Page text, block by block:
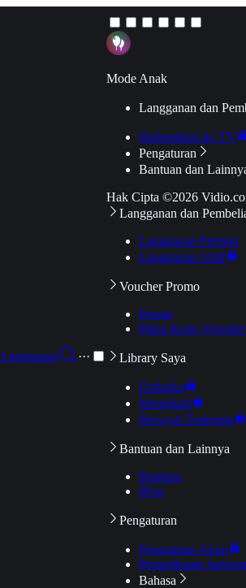
Langganan
···
Mode Anak
Langganan dan
Hubungkan ke TV
Pengaturan
Bantuan dan
Hak Cipta ©2026
Langganan dan
Langganan Premier
Langganan Aktif
Voucher Promo
Promo
Pakai Kode Voucher
Library Saya
Daftarku
Mengikuti
Riwayat Tontonan
Bantuan dan Lainnya
Bantuan
Blog
Pengaturan
Pengaturan Akun
Pemeriksaan
Bahasa